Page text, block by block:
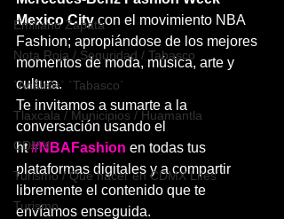
Emiliano Zapata
Nota Roja / Seguridad / Tabasco
`Análisis` `Tabasco`
Tlaxcala / Municipios / Huamantla
CDMX
Turismo / Qué hacer en CDMX Lifes
Turismo
Mexico City con el movimiento NBA
Fashion; apropiándose de los mejores
momentos de moda, música, arte y
cultura.
Te invitamos a sumarte a la
conversación usando el
ht #NBAFashion en todas tus
plataformas digitales y a compartir
libremente el contenido que te
envíamos enseguida.